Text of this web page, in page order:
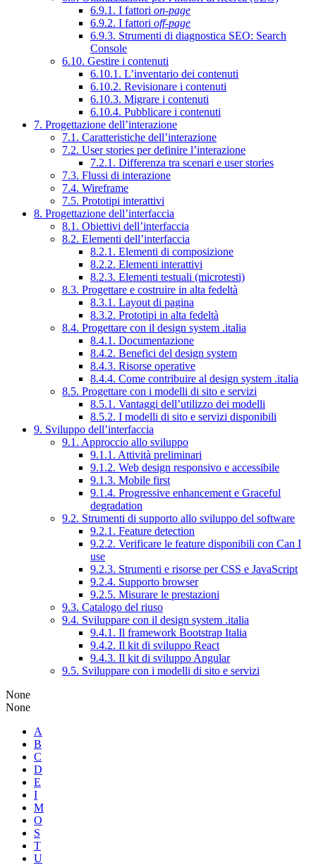
6.9.1. I fattori on-page
6.9.2. I fattori off-page
6.9.3. Strumenti di diagnostica SEO: Search
Console
6.10. Gestire i contenuti
6.10.1. L’inventario dei contenuti
6.10.2. Revisionare i contenuti
6.10.3. Migrare i contenuti
6.10.4. Pubblicare i contenuti
7. Progettazione dell’interazione
7.1. Caratteristiche dell’interazione
7.2. User stories per definire l’interazione
7.2.1. Differenza tra scenari e user stories
7.3. Flussi di interazione
7.4. Wireframe
7.5. Prototipi interattivi
8. Progettazione dell’interfaccia
8.1. Obiettivi dell’interfaccia
8.2. Elementi dell’interfaccia
8.2.1. Elementi di composizione
8.2.2. Elementi interattivi
8.2.3. Elementi testuali (microtesti)
8.3. Progettare e costruire in alta fedeltà
8.3.1. Layout di pagina
8.3.2. Prototipi in alta fedeltà
8.4. Progettare con il design system .italia
8.4.1. Documentazione
8.4.2. Benefici del design system
8.4.3. Risorse operative
8.4.4. Come contribuire al design system .italia
8.5. Progettare con i modelli di sito e servizi
8.5.1. Vantaggi dell’utilizzo dei modelli
8.5.2. I modelli di sito e servizi disponibili
9. Sviluppo dell’interfaccia
9.1. Approccio allo sviluppo
9.1.1. Attività preliminari
9.1.2. Web design responsivo e accessibile
9.1.3. Mobile first
9.1.4. Progressive enhancement e Graceful
degradation
9.2. Strumenti di supporto allo sviluppo del software
9.2.1. Feature detection
9.2.2. Verificare le feature disponibili con Can I
use
9.2.3. Strumenti e risorse per CSS e JavaScript
9.2.4. Supporto browser
9.2.5. Misurare le prestazioni
9.3. Catalogo del riuso
9.4. Sviluppare con il design system .italia
9.4.1. Il framework Bootstrap Italia
9.4.2. Il kit di sviluppo React
9.4.3. Il kit di sviluppo Angular
9.5. Sviluppare con i modelli di sito e servizi
None
None
A
B
C
D
E
I
M
O
S
T
U